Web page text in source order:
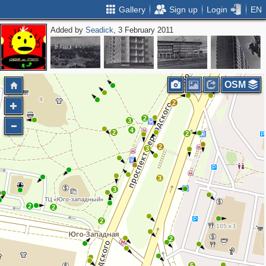
Gallery Sign up Login EN
Added bySeadick, 3 February 2011
2
2 4
3 2
2
2
2
2
3
3
3
2
2
2
OSM